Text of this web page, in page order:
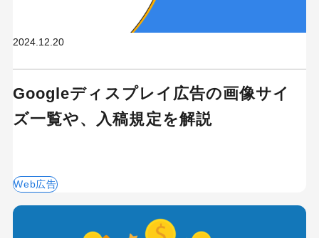
2024.12.20
Googleディスプレイ広告の画像サイ
ズ一覧や、入稿規定を解説
Web広告